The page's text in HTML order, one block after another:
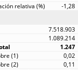
-1,28
7.518.903
1.089.214
1.247
0,02
0,11